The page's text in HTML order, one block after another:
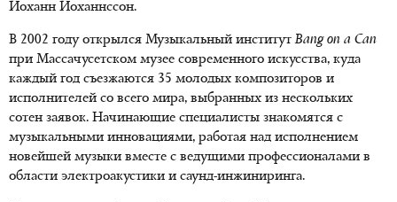
Йоханн Йоханнссон.
В 2002 году открылся Музыкальный институтBang on a Can
при Массачусетском музее современного искусства, куда
каждый год съезжаются 35 молодых композиторов и
исполнителей со всего мира, выбранных из нескольких
сотен заявок. Начинающие специалисты знакомятся с
музыкальными инновациями, работая над исполнением
новейшей музыки вместе с ведущими профессионалами в
области электроакустики и саунд-инжиниринга.